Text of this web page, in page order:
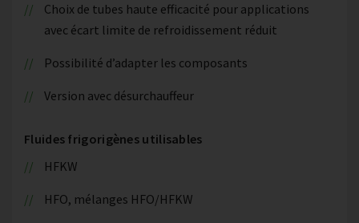
Choix de tubes haute efficacité pour applications
avec écart limite de refroidissement réduit
Possibilité d’adapter les composants
Version avec désurchauffeur
Fluides frigorigènes utilisables
HFKW
HFO, mélanges HFO/HFKW